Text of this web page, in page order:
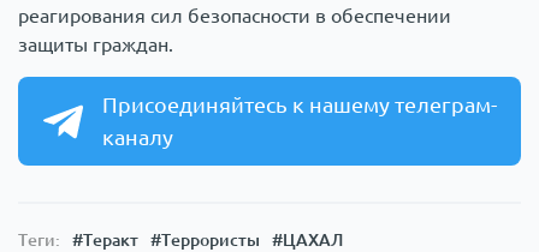
реагирования сил безопасности в обеспечении
защиты граждан.
Присоединяйтесь к нашему телеграм-
каналу
Теги: #Теракт #Террористы
#ЦАХАЛ